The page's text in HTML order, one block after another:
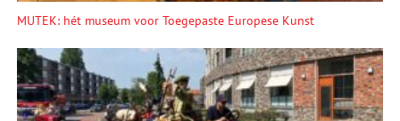
MUTEK: hét museum voor Toegepaste Europese Kunst